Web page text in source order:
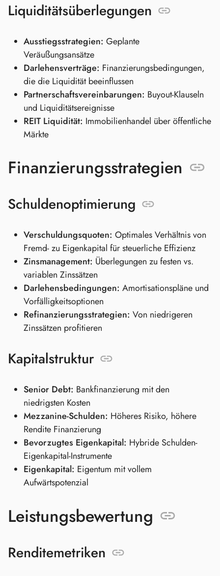
Liquiditätsüberlegungen
Ausstiegsstrategien: Geplante
Veräußungsansätze
Darlehensverträge: Finanzierungsbedingungen,
die die Liquidität beeinflussen
Partnerschaftsvereinbarungen: Buyout-Klauseln
und Liquiditätsereignisse
REIT Liquidität: Immobilienhandel über öffentliche
Märkte
Finanzierungsstrategien
Schuldenoptimierung
Verschuldungsquoten: Optimales Verhältnis von
Fremd- zu Eigenkapital für steuerliche Effizienz
Zinsmanagement: Überlegungen zu festen vs.
variablen Zinssätzen
Darlehensbedingungen: Amortisationspläne und
Vorfälligkeitsoptionen
Refinanzierungsstrategien: Von niedrigeren
Zinssätzen profitieren
Kapitalstruktur
Senior Debt: Bankfinanzierung mit den
niedrigsten Kosten
Mezzanine-Schulden: Höheres Risiko, höhere
Rendite Finanzierung
Bevorzugtes Eigenkapital: Hybride Schulden-
Eigenkapital-Instrumente
Eigenkapital: Eigentum mit vollem
Aufwärtspotenzial
Leistungsbewertung
Renditemetriken